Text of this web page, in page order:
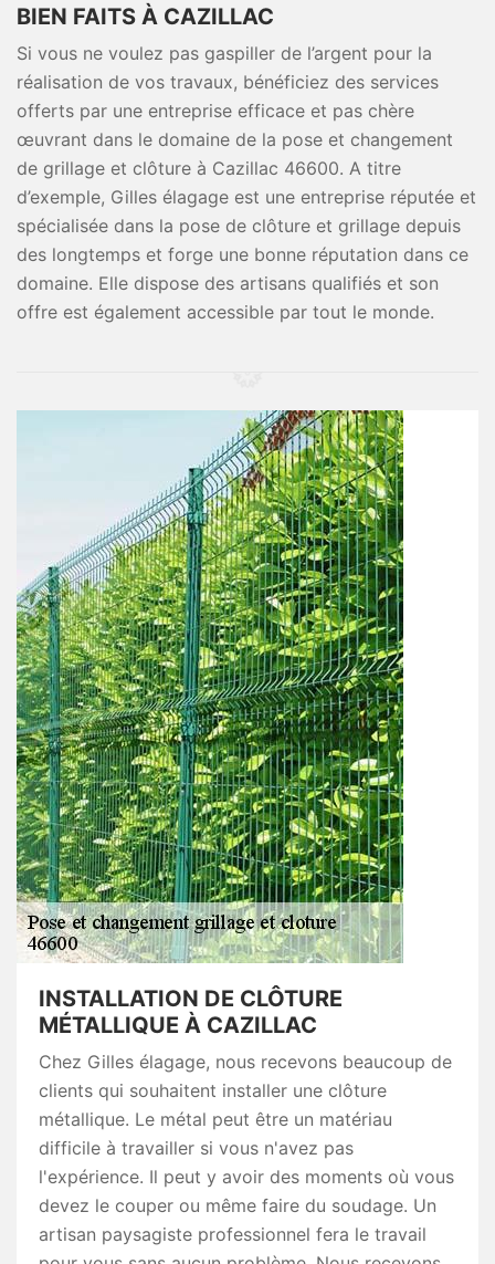
BIEN FAITS À CAZILLAC
Si vous ne voulez pas gaspiller de l’argent pour la
réalisation de vos travaux, bénéficiez des services
offerts par une entreprise efficace et pas chère
œuvrant dans le domaine de la pose et changement
de grillage et clôture à Cazillac 46600. A titre
d’exemple, Gilles élagage est une entreprise réputée et
spécialisée dans la pose de clôture et grillage depuis
des longtemps et forge une bonne réputation dans ce
domaine. Elle dispose des artisans qualifiés et son
offre est également accessible par tout le monde.
INSTALLATION DE CLÔTURE
MÉTALLIQUE À CAZILLAC
Chez Gilles élagage, nous recevons beaucoup de
clients qui souhaitent installer une clôture
métallique. Le métal peut être un matériau
difficile à travailler si vous n'avez pas
l'expérience. Il peut y avoir des moments où vous
devez le couper ou même faire du soudage. Un
artisan paysagiste professionnel fera le travail